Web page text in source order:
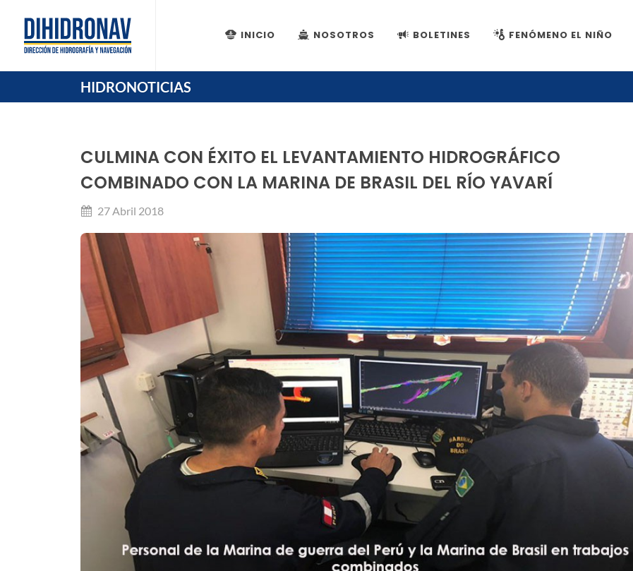
INICIO NOSOTROS BOLETINES FENÓMENO EL NIÑO
HIDRONOTICIAS
CULMINA CON ÉXITO EL LEVANTAMIENTO HIDROGRÁFICO
COMBINADO CON LA MARINA DE BRASIL DEL RÍO YAVARÍ
27 Abril 2018